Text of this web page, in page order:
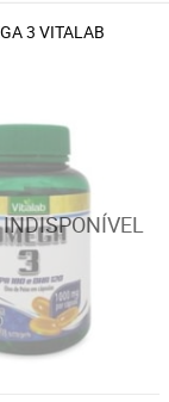
3 VITALAB